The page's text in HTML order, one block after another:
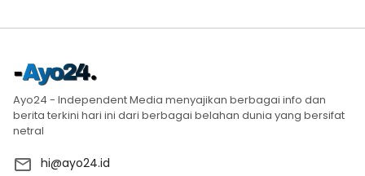
Ayo24 - Independent Media menyajikan berbagai info dan
berita terkini hari ini dari berbagai belahan dunia yang bersifat
netral
hi@ayo24.id